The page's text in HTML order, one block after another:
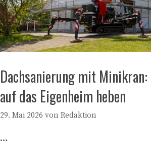
Dachsanierung mit
auf das Eigenheim heben
29. Mai 2026 von Redaktion
…